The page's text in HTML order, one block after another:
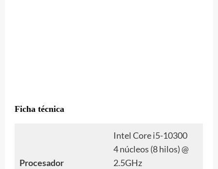
Ficha técnica
Procesador
Intel Core i5-10300
4 núcleos (8 hilos) @
2.5GHz